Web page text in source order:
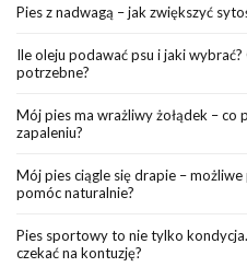
Pies z nadwagą – jak zwiększyć
Ile oleju podawać psu i jaki wybrać?
potrzebne?
Mój pies ma wrażliwy żołądek –
zapaleniu?
Mój pies ciągle się drapie –
pomóc naturalnie?
Pies sportowy to nie tylko
czekać na kontuzję?